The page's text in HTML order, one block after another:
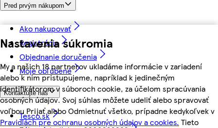
Nastavenia súkromia
My a našich 18 partnerov ukladáme informácie v zariadení
alebo k nim pristupujeme, napríklad k jedinečným
identifikátorom v súboroch cookie, za účelom spracúvania
osobných údajov. Svoj súhlas môžete udeliť alebo spravovať
voľbou Prijať alebo Odmietnuť všetko, prípadne kedykoľvek v
Pravidlách pre ochranu osobných údajov a cookies. Tieto
Pred prvým nákupom
Ako nakupovať
Registrácia
Objednanie doručenia
Moje obľúbené
Kontaktujte nás
Tesco.sk